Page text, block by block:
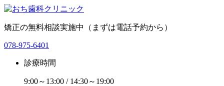
矯正の無料相談実施中（まずは電話予約から）
078-975-6401
診療時間
9:00～13:00 / 14:30～19:00